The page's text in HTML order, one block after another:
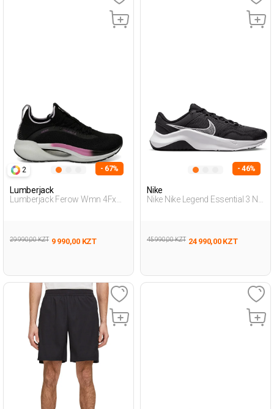
2 - 67%
Lumberjack
Lumberjack Ferow Wmn 4Fx
29 990,00 KZT 9 990,00 KZT
- 46%
Nike
Nike Nike Legend Essential 3 N
45 990,00 KZT 24 990,00 KZT